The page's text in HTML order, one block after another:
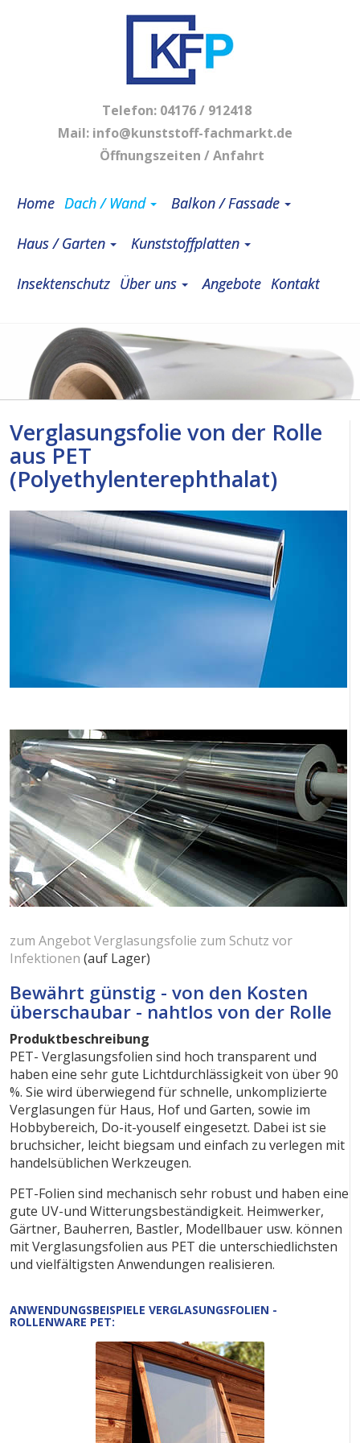
Telefon: 04176 / 912418
Mail: info@kunststoff-fachmarkt.de
Öffnungszeiten / Anfahrt
Home Dach / Wand Balkon / Fassade
Haus / Garten Kunststoffplatten
Insektenschutz Über uns Angebote Kontakt
Verglasungsfolie von der Rolle
aus PET
(Polyethylenterephthalat)
zum Angebot Verglasungsfolie zum Schutz vor
Infektionen (auf Lager)
Bewährt günstig - von den Kosten
überschaubar - nahtlos von der Rolle
Produktbeschreibung
PET- Verglasungsfolien sind hoch transparent und
haben eine sehr gute Lichtdurchlässigkeit von über 90
%. Sie wird überwiegend für schnelle, unkomplizierte
Verglasungen für Haus, Hof und Garten, sowie im
Hobbybereich, Do-it-youself eingesetzt. Dabei ist sie
bruchsicher, leicht biegsam und einfach zu verlegen mit
handelsüblichen Werkzeugen.
PET-Folien sind mechanisch sehr robust und haben eine
gute UV-und Witterungsbeständigkeit. Heimwerker,
Gärtner, Bauherren, Bastler, Modellbauer usw. können
mit Verglasungsfolien aus PET die unterschiedlichsten
und vielfältigsten Anwendungen realisieren.
ANWENDUNGSBEISPIELE VERGLASUNGSFOLIEN -
ROLLENWARE PET: